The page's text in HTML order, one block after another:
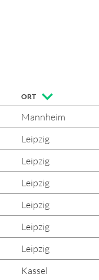
ORT
Mannheim
Leipzig
Leipzig
Leipzig
Leipzig
Leipzig
Leipzig
Kassel